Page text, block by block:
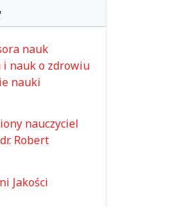
nauk
i nauk o zdrowiu
nauki
nauczyciel
Robert
Jakości